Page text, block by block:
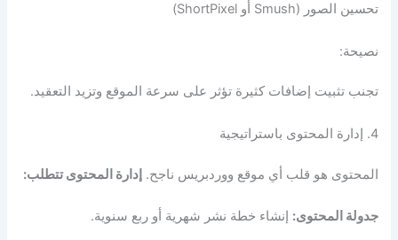
تحسين الصور (Smush أو ShortPixel)
نصيحة:
تجنب تثبيت إضافات كثيرة تؤثر على سرعة الموقع وتزيد التعقيد.
4. إدارة المحتوى باستراتيجية
المحتوى هو قلب أي موقع ووردبريس ناجح.إدارة المحتوى تتطلب:
جدولة المحتوى: إنشاء خطة نشر شهرية أو ربع سنوية.